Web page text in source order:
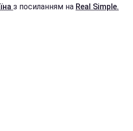
з посиланням на Real Simple.